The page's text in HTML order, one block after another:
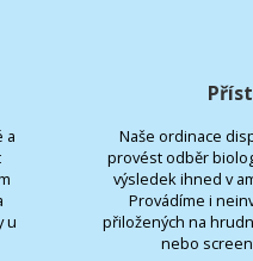
a
u
Naše ordinace
provést odběr
výsledek ihned v
Provádíme i
přiložených na
nebo